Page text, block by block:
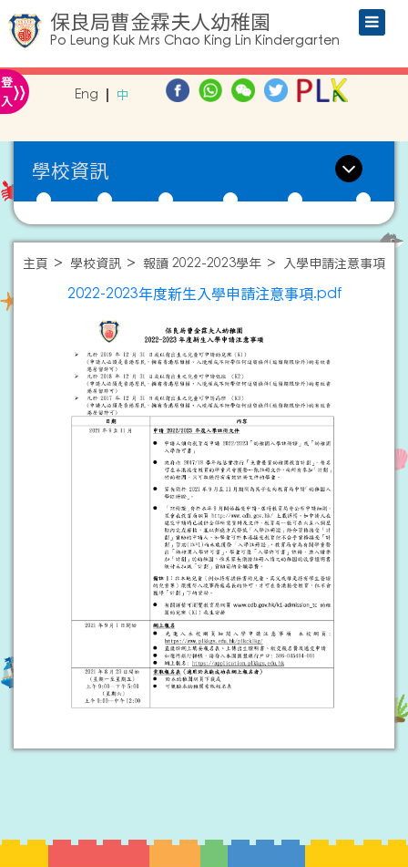
保良局曹金霖夫人幼稚園
Po Leung Kuk Mrs Chao King Lin Kindergarten
登
入» Eng 中
學校資訊
主頁 學校資訊 報讀 2022-2023學年 入學申請注意事項
2022-2023年度新生入學申請注意事項.pdf